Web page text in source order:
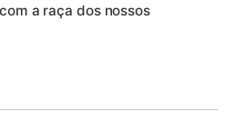
a raça dos nossos